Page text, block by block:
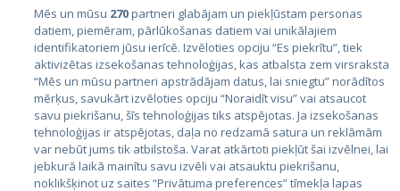
Valstis
Igaunija
Latvija
Lietuva
Mēs un mūsu 270partneri glabājam un piekļūstam personas
datiem, piemēram, pārlūkošanas datiem vai unikālajiem
identifikatoriem jūsu ierīcē. Izvēloties opciju “Es piekrītu”, tiek
aktivizētas izsekošanas tehnoloģijas, kas atbalsta zem virsraksta
“Mēs un mūsu partneri apstrādājam datus, lai sniegtu” norādītos
mērķus, savukārt izvēloties opciju “Noraidīt visu” vai atsaucot
savu piekrišanu, šīs tehnoloģijas tiks atspējotas. Ja izsekošanas
tehnoloģijas ir atspējotas, daļa no redzamā satura un reklāmām
var nebūt jums tik atbilstoša. Varat atkārtoti piekļūt šai izvēlnei, lai
jebkurā laikā mainītu savu izvēli vai atsauktu piekrišanu,
noklikšķinot uz saites “Privātuma preferences” tīmekļa lapas